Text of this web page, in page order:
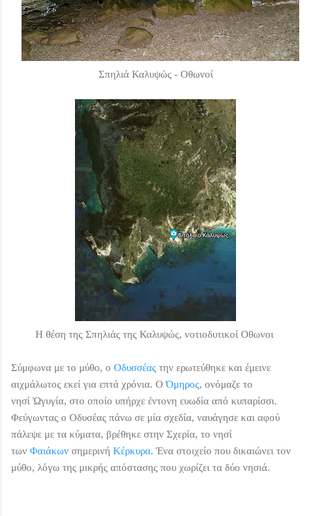
Σπηλιά Καλυψώς - Οθωνοί
Η θέση της Σπηλιάς της Καλυψώς, νοτιοδυτικοί Οθωνοι
Σύμφωνα με το μύθο, ο Οδυσσέας την ερωτεύθηκε και έμεινε
αιχμάλωτος εκεί για επτά χρόνια. ΟΌμηρος, ονόμαζε το
νησί Ὠγυγία, στο οποίο υπήρχε έντονη ευωδία από κυπαρίσσι.
Φεύγωντας ο Οδυσέας πάνω σε μία σχεδία, ναυάγησε και αφού
πάλεψε με τα κύματα, βρέθηκε στην Σχερία, το νησί
των Φαιάκων σημερινή Κέρκυρα. Ένα στοιχείο που δικαιώνει τον
μύθο, λόγω της μικρής απόστασης που χωρίζει τα δύο νησιά.